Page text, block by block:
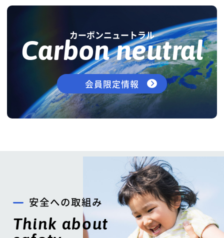
カーボンニュートラル
Carbon neutral
会員限定情報
安全への取組み
Think about